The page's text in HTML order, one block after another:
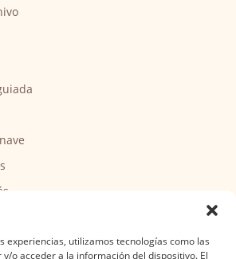
experiencias, utilizamos tecnologías como las
o acceder a la información del dispositivo. El